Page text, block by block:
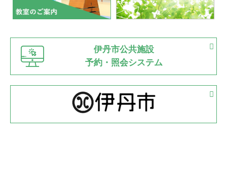
市内総合体育大会が開始
緑ケ丘体育館 猪名川運動広場
古池運動広場
2022.06.12
県知事杯争奪バレーボール大会が開催
緑ケ丘体育館
2022.05.05
体育協会長杯 バドミントン競技の部
2022.05.22
伊丹市公共施設
予約・照会システム